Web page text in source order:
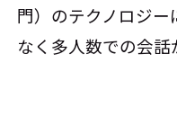
門）のテクノロジー
なく多人数での会話